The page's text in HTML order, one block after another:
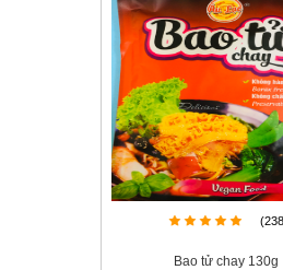
Bao tử chay 130g